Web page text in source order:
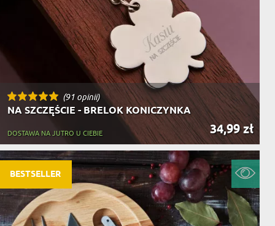
(91 opinii)
NA SZCZĘŚCIE - BRELOK KONICZYNKA
34,99 zł
DOSTAWA NA JUTRO U CIEBIE
BESTSELLER